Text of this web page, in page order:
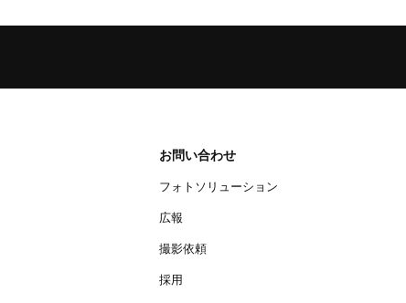
お問い合わせ
フォトソリューション
広報
撮影依頼
採用